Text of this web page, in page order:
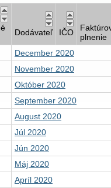
Dodávateľ IČO
plnenie
December 2020
November 2020
Október 2020
September 2020
August 2020
Júl 2020
Jún 2020
Máj 2020
Apríl 2020